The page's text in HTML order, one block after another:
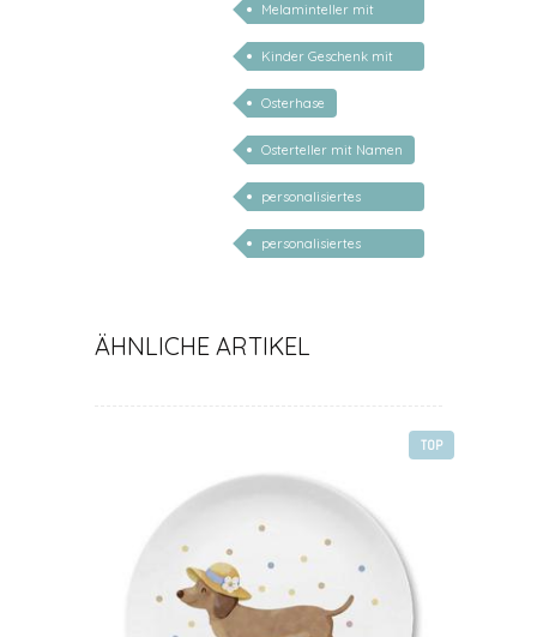
Melaminteller mit
Namen
Kinder Geschenk mit
Namen
Osterhase
Osterteller mit Namen
personalisiertes
Ostergeschenk Junge
personalisiertes
ÄHNLICHE ARTIKEL
TOP